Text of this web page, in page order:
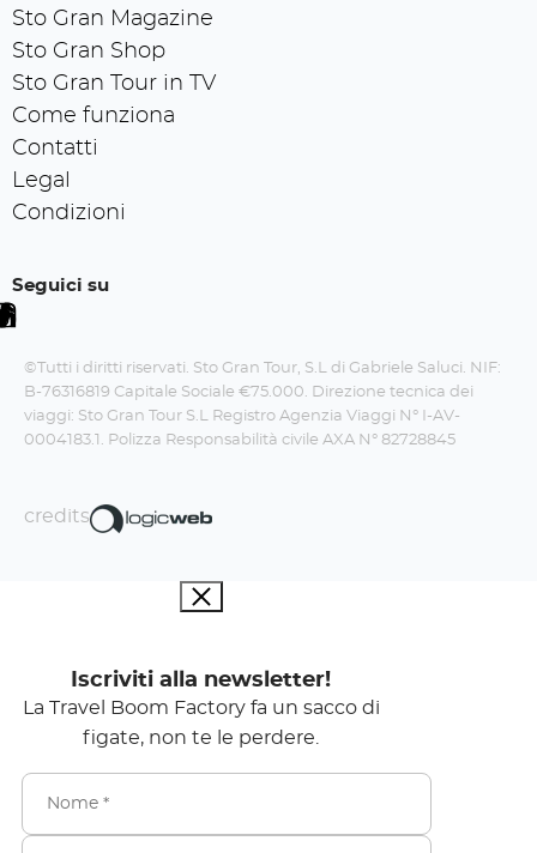
Sto Gran Magazine
Sto Gran Shop
Sto Gran Tour in TV
Come funziona
Contatti
Legal
Condizioni
Seguici su
©Tutti i diritti riservati. Sto Gran Tour, S.L di Gabriele Saluci. NIF:
B-76316819 Capitale Sociale €75.000. Direzione tecnica dei
viaggi: Sto Gran Tour S.L Registro Agenzia Viaggi N° I-AV-
0004183.1. Polizza Responsabilità civile AXA N° 82728845
credits
Iscriviti alla newsletter!
La Travel Boom Factory fa un sacco di
figate, non te le perdere.